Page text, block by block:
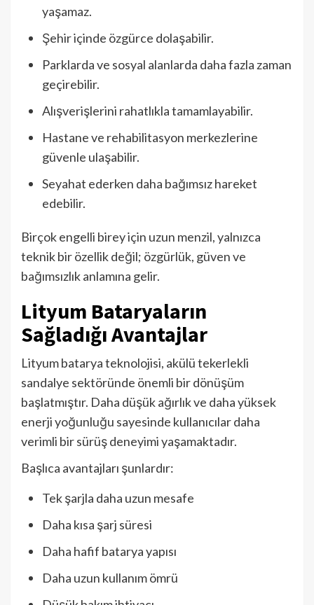
yaşamaz.
Şehir içinde özgürce dolaşabilir.
Parklarda ve sosyal alanlarda daha fazla zaman
geçirebilir.
Alışverişlerini rahatlıkla tamamlayabilir.
Hastane ve rehabilitasyon merkezlerine
güvenle ulaşabilir.
Seyahat ederken daha bağımsız hareket
edebilir.
Birçok engelli birey için uzun menzil, yalnızca
teknik bir özellik değil; özgürlük, güven ve
bağımsızlık anlamına gelir.
Lityum Bataryaların
Sağladığı Avantajlar
Lityum batarya teknolojisi, akülü tekerlekli
sandalye sektöründe önemli bir dönüşüm
başlatmıştır. Daha düşük ağırlık ve daha yüksek
enerji yoğunluğu sayesinde kullanıcılar daha
verimli bir sürüş deneyimi yaşamaktadır.
Başlıca avantajları şunlardır:
Tek şarjla daha uzun mesafe
Daha kısa şarj süresi
Daha hafif batarya yapısı
Daha uzun kullanım ömrü